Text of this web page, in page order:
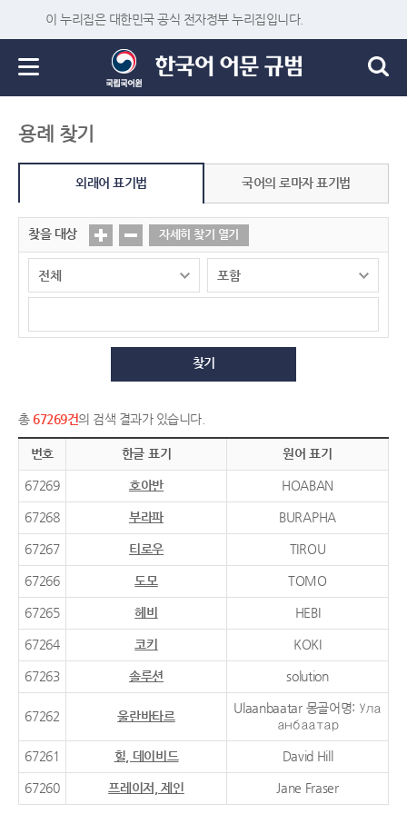
이 누리집은 대한민국 공식 전자정부 누리집입니다.
용례 찾기
외래어 표기법 국어의 로마자 표기법
찾을 대상 자세히 찾기 열기
찾기
총 67269건의 검색 결과가 있습니다.
번호 한글 표기 원어 표기
67269 호아반 HOABAN
67268 부라파 BURAPHA
67267 티로우 TIROU
67266 도모 TOMO
67265 헤비 HEBI
67264 코키 KOKI
67263 솔루션 solution
67262 울란바타르
Ulaanbaatar 몽골어명: Ула
анбаатар
67261 힐, 데이비드 David Hill
67260 프레이저, 제인 Jane Fraser